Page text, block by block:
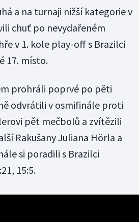
a na turnaji nižší kategorie v
chuť po nevydařeném
v 1. kole play-off s Brazilci
17. místo.
prohráli poprvé po pěti
odvrátili v osmifinále proti
pět mečbolů a zvítězili
Rakušany Juliana Hörla a
si poradili s Brazilci
15:5.